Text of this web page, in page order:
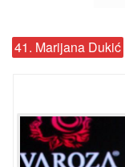
41. Marijana Dukić